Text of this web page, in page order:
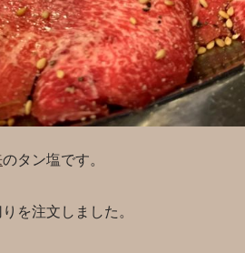
のタン塩です。
を注文しました。